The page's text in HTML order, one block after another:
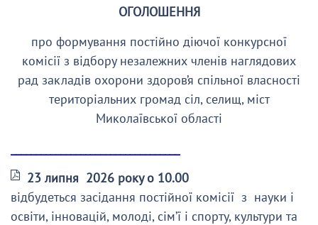
ОГОЛОШЕННЯ
про формування постійно діючої конкурсної
комісії з відбору незалежних членів наглядових
рад закладів охорони здоров’я спільної власності
територіальних громад сіл, селищ, міст
Миколаївської області
23 липня 2026 року о 10.00
відбудеться засідання постійної комісії з науки і
освіти, інновацій, молоді, сім’ї і спорту, культури та